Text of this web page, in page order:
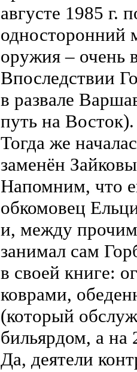
августе 1985 г.
односторонний
оружия – очень
Впоследствии
в развале
путь на Восток).
Тогда же
заменён
Напомним, что
обкомовец
и, между
занимал сам
в своей книге:
коврами,
(который
бильярдом, а на
Да, деятели